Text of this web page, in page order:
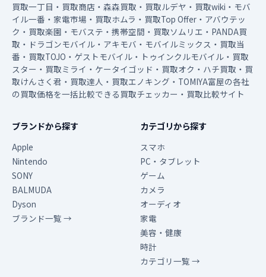
買取一丁目・買取商店・森森買取・買取ルデヤ・買取wiki・モバ
イル一番・家電市場・買取ホムラ・買取Top Offer・アバウテッ
ク・買取楽園・モバステ・携帯空間・買取ソムリエ・PANDA買
取・ドラゴンモバイル・アキモバ・モバイルミックス・買取当
番・買取TOJO・ゲストモバイル・トゥインクルモバイル・買取
スター・買取ミライ・ケータイゴッド・買取オク・ハチ買取・買
取けんさく君・買取達人・買取エノキング・TOMIYA富屋の各社
の買取価格を一括比較できる買取チェッカー・買取比較サイト
ブランドから探す
Apple
Nintendo
SONY
BALMUDA
Dyson
ブランド一覧 →
カテゴリから探す
スマホ
PC・タブレット
ゲーム
カメラ
オーディオ
家電
美容・健康
時計
カテゴリ一覧 →